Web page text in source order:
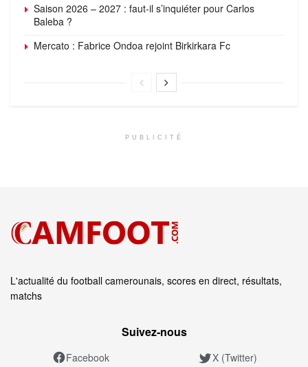
Saison 2026 – 2027 : faut-il s’inquiéter pour Carlos
Baleba ?
Mercato : Fabrice Ondoa rejoint Birkirkara Fc
PUBLICITÉ
L'actualité du football camerounais, scores en direct, résultats,
matchs
Suivez‑nous
Facebook X (Twitter)